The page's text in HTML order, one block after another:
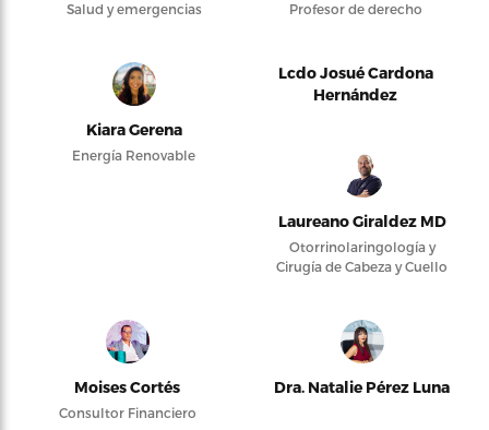
Salud y emergencias Profesor de derecho
Kiara Gerena
Energía Renovable
Lcdo Josué Cardona
Hernández
Laureano Giraldez MD
Otorrinolaringología y
Cirugía de Cabeza y Cuello
Moises Cortés
Consultor Financiero
Dra. Natalie Pérez Luna